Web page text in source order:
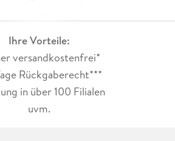
Ihre Vorteile:
versandkostenfrei*
Rückgaberecht***
in über 100 Filialen
uvm.